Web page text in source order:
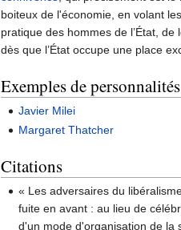
boiteux de l'économie, en volant
pratique des hommes de l’État,
dès que l’État occupe une place
Exemples de
Javier Milei
Margaret Thatcher
Citations
« Les adversaires du
fuite en avant : au lieu de
d'un mode d'organisation de la